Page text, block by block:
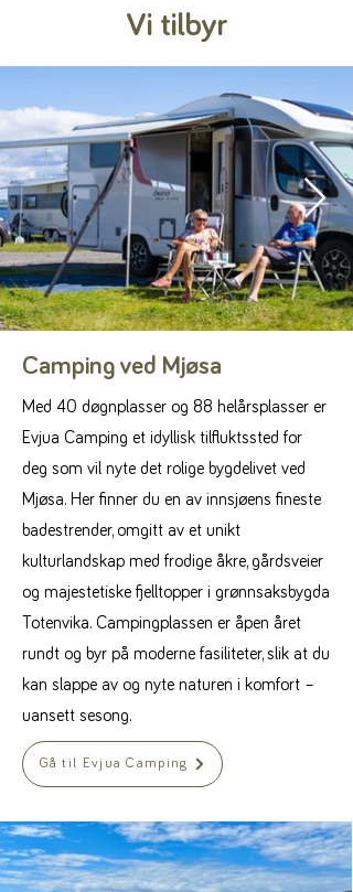
Vi tilbyr
Camping ved Mjøsa
Med 40 døgnplasser og 88 helårsplasser er
Evjua Camping et idyllisk tilfluktssted for
deg som vil nyte det rolige bygdelivet ved
Mjøsa. Her finner du en av innsjøens fineste
badestrender, omgitt av et unikt
kulturlandskap med frodige åkre, gårdsveier
og majestetiske fjelltopper i grønnsaksbygda
Totenvika. Campingplassen er åpen året
rundt og byr på moderne fasiliteter, slik at du
kan slappe av og nyte naturen i komfort –
uansett sesong.
Gå til Evjua Camping